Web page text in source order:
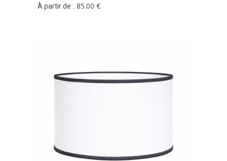
À partir de : 85.00 €